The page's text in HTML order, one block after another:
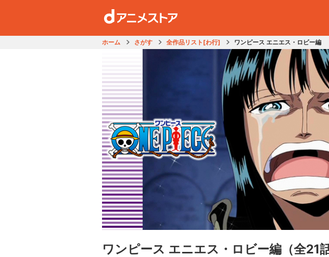
ホーム さがす 全作品リスト[わ行] ワンピース エニエス・ロビー編
ワンピース エニエス・ロビー編 （全21